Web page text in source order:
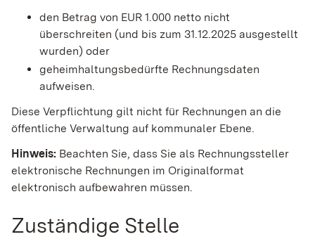
den Betrag von EUR 1.000 netto nicht
überschreiten (und bis zum 31.12.2025 ausgestellt
wurden) oder
geheimhaltungsbedürfte Rechnungsdaten
aufweisen.
Diese Verpflichtung gilt nicht für Rechnungen an die
öffentliche Verwaltung auf kommunaler Ebene.
Hinweis: Beachten Sie, dass Sie als Rechnungssteller
elektronische Rechnungen im Originalformat
elektronisch aufbewahren müssen.
Zuständige Stelle